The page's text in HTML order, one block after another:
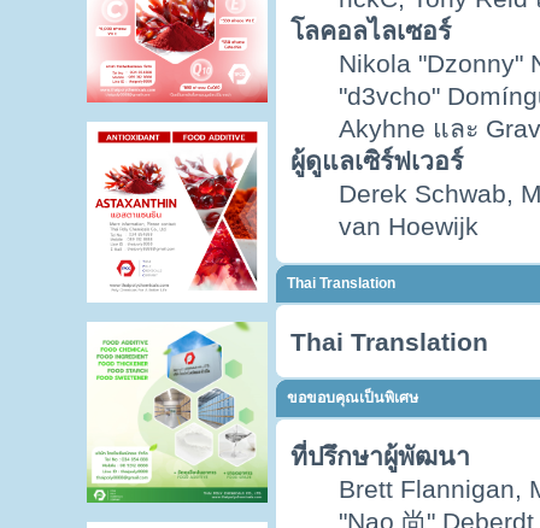
โลคอลไลเซอร์
Nikola "Dzonny"
"d3vcho"
Akyhne และ
ผู้ดูแลเซิร์ฟเวอร์
Derek Schwab,
van Hoewijk
Thai Translation
Thai Translation
ขอขอบคุณเป็นพิเศษ
ที่ปรึกษาผู้พัฒนา
Brett Flannigan,
"Nao 尚" Deberdt